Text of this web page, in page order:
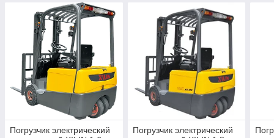
Погрузчик электрический
Погрузчик электрический